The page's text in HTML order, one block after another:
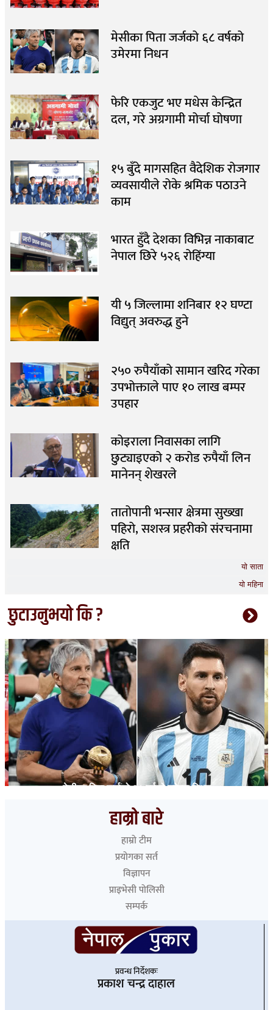
यो साता
यो महिना
मेसीका पिता जर्जको ६८ वर्षको
उमेरमा निधन
फेरि एकजुट भए मधेस केन्द्रित
दल, गरे अग्रगामी मोर्चा घोषणा
१५ बुँदे मागसहित वैदेशिक रोजगार
व्यवसायीले रोके श्रमिक पठाउने
काम
भारत हुँदै देशका विभिन्न नाकाबाट
नेपाल छिरे ५२६ रोहिंग्या
यी ५ जिल्लामा शनिबार १२ घण्टा
विद्युत् अवरुद्ध हुने
२५० रुपैयाँको सामान खरिद गरेका
उपभोक्ताले पाए १० लाख बम्पर
उपहार
कोइराला निवासका लागि
छुट्याइएको २ करोड रुपैयाँ लिन
मानेनन् शेखरले
तातोपानी भन्सार क्षेत्रमा सुख्खा
पहिरो, सशस्त्र प्रहरीको संरचनामा
क्षति
छुटाउनुभयो कि ?
मेसीका पिता जर्जको ६८ वर्षको उमेरमा निधन
हाम्रो बारे
हाम्रो टीम
प्रयोगका सर्त
विज्ञापन
प्राइभेसी पोलिसी
सम्पर्क
प्रवन्ध निर्देशकः
प्रकाश चन्द्र दाहाल